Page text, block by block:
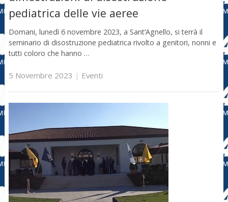
pediatrica delle vie aeree
Domani, lunedì 6 novembre 2023, a Sant’Agnello, si terrà il
seminario di disostruzione pediatrica rivolto a genitori, nonni e
tutti coloro che hanno …
5 Novembre 2023 | Eventi